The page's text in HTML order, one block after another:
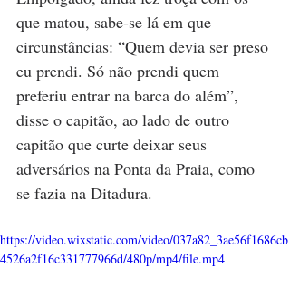
que matou, sabe-se lá em que
circunstâncias: “Quem devia ser preso
eu prendi. Só não prendi quem
preferiu entrar na barca do além”,
disse o capitão, ao lado de outro
capitão que curte deixar seus
adversários na Ponta da Praia, como
se fazia na Ditadura.
https://video.wixstatic.com/video/037a82_3ae56f1686cb
4526a2f16c331777966d/480p/mp4/file.mp4